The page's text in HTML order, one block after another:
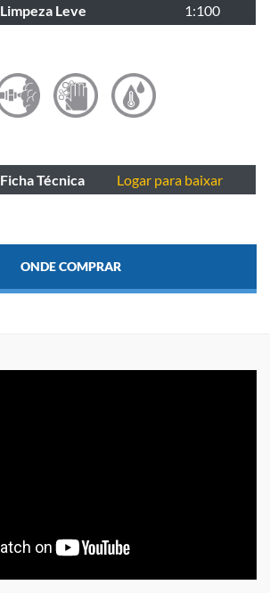
Limpeza Leve
1:100
Ficha Técnica Logar para baixar
ONDE COMPRAR